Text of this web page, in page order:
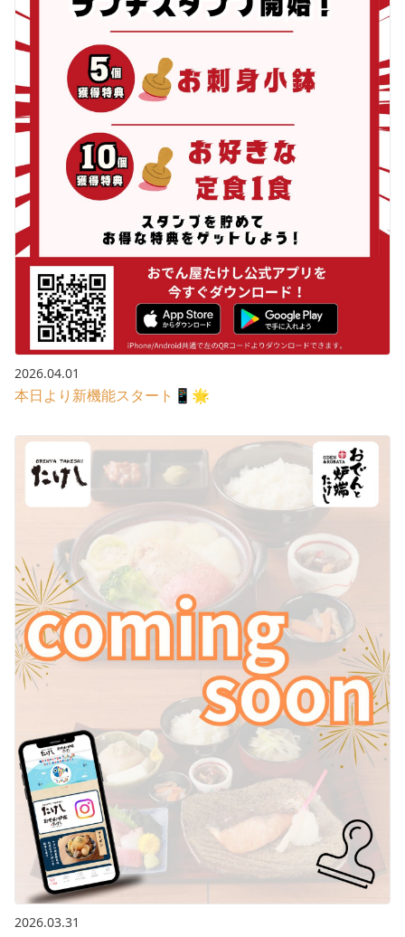
2026.04.01
本日より新機能スタート📱🌟
2026.03.31